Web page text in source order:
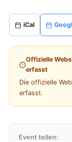
iCal
Offizielle
erfasst
Die offizielle
erfasst.
Event teilen: